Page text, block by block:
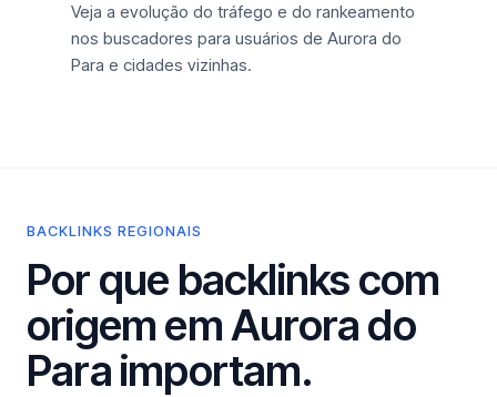
Veja a evolução do tráfego e do rankeamento
nos buscadores para usuários de Aurora do
Para e cidades vizinhas.
BACKLINKS REGIONAIS
Por que backlinks com
origem em Aurora do
Para importam.